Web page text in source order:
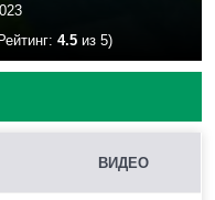
4.5из 5)
ВИДЕО